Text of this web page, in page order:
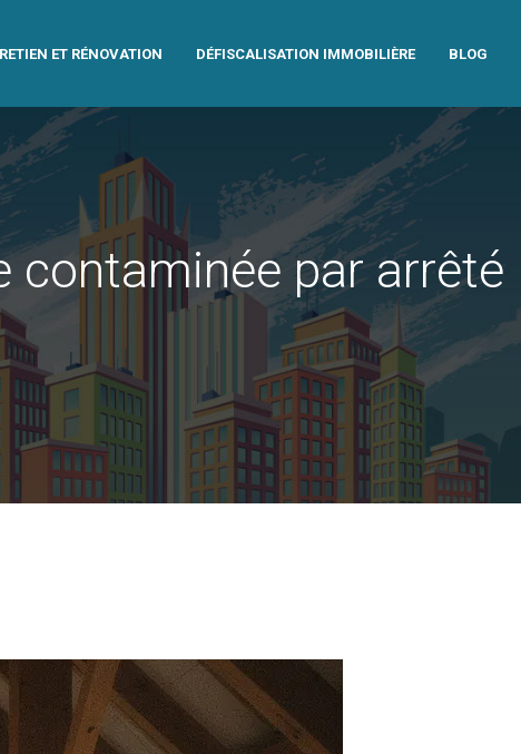
ET RÉNOVATION DÉFISCALISATION IMMOBILIÈRE BLOG
par arrêté